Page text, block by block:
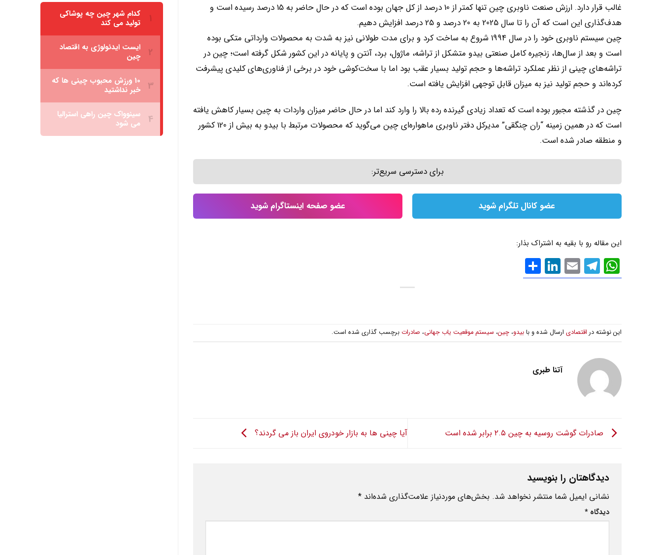
غالب قرار دارد. ارزش صنعت ناوبری چین تنها کمتر از 10 درصد از کل جهان بوده است که در حال حاضر به 15 درصد رسیده است و
هدف‌گذاری این است که آن را تا سال 2025 به 20 درصد و 25 درصد افزایش دهیم.
چین سیستم ناوبری خود را در سال 1994 شروع به ساخت کرد و برای مدت طولانی نیز به شدت به محصولات وارداتی متکی بوده
است و بعد از سال‌ها، زنجیره کامل صنعتی بیدو متشکل از تراشه، ماژول، برد، آنتن و پایانه در این کشور شکل گرفته است؛ چین در
تراشه‌های چینی از نظر عملکرد تراشه‌ها و حجم تولید بسیار عقب بود اما با سخت‌کوشی خود در برخی از فناوری‌های کلیدی پیشرفت
کرده‌اند و حجم تولید نیز به میزان قابل توجهی افزایش یافته است.
چین در گذشته مجبور بوده است که تعداد زیادی گیرنده رده بالا را وارد کند اما در حال حاضر میزان واردات به چین بسیار کاهش یافته
است که در همین زمینه “ران چنگقی” مدیرکل دفتر ناوبری ماهواره‌ای چین می‌گوید که محصولات مرتبط با بیدو به بیش از 120 کشور
و منطقه صادر شده است.
برای دسترسی سریع‌تر:
عضو کانال تلگرام شوید عضو صفحه اینستاگرام شوید
این مقاله رو با بقیه به اشتراک بذار:
WhatsApp
Telegram
Email
LinkedIn
گذاری
این نوشته در اقتصادی ارسال شده و با بیدو، چین، سیستم موقعیت یاب جهانی، صادرات برچسب گذاری شده است.
آتنا طبری
صادرات گوشت روسیه به چین ۲.۵ برابر شده است آیا چینی ها به بازار خودروی ایران باز می گردند؟
دیدگاهتان را بنویسید
نشانی ایمیل شما منتشر نخواهد شد. بخش‌های موردنیاز علامت‌گذاری شده‌اند *
دیدگاه *